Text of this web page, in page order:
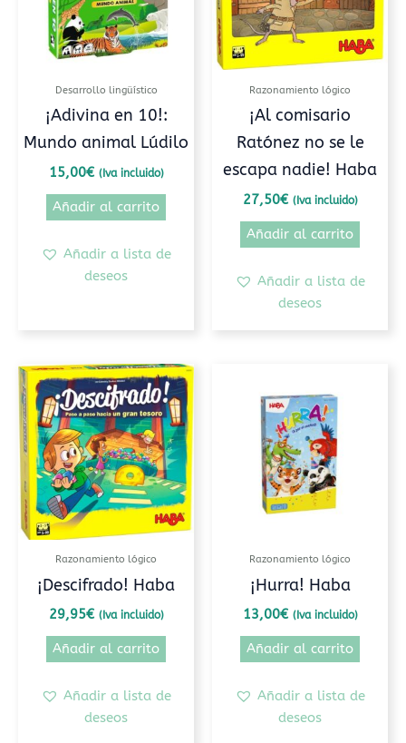
Desarrollo lingüístico
¡Adivina en 10!:
Mundo animal Lúdilo
15,00€ (Iva incluido)
Añadir al carrito
Añadir a lista de
deseos
Razonamiento lógico
¡Al comisario
Ratónez no se le
escapa nadie! Haba
27,50€ (Iva incluido)
Añadir al carrito
Añadir a lista de
deseos
Razonamiento lógico
¡Descifrado! Haba
29,95€ (Iva incluido)
Añadir al carrito
Añadir a lista de
deseos
Razonamiento lógico
¡Hurra! Haba
13,00€ (Iva incluido)
Añadir al carrito
Añadir a lista de
deseos